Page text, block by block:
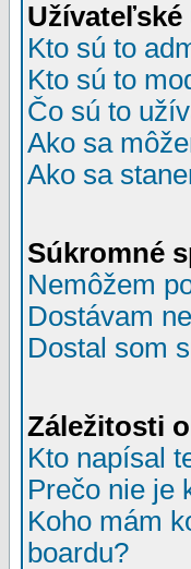
Kto sú to
Kto sú to
Čo sú to
Ako sa
Ako sa
Súkromné
Nemôžem
Dostávam
Dostal som
Záležitosti
Kto napísal
Prečo nie je
Koho mám
boardu?